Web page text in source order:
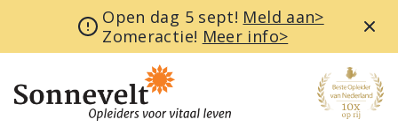
Open dag 5 sept! Meld aan>
Zomeractie! Meer info>